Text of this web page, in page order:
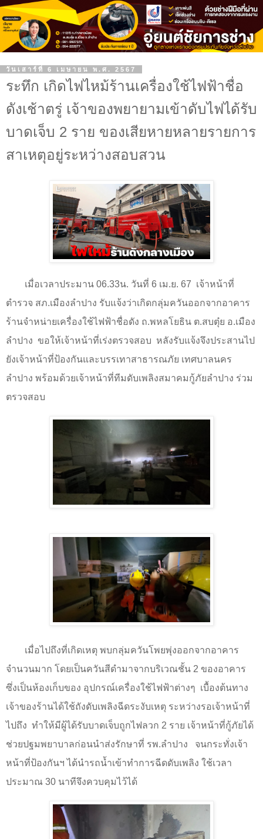
วันเสาร์ที่ 6 เมษายน พ.ศ. 2567
ระทึก เกิดไฟไหม้ร้านเครื่องใช้ไฟฟ้าชื่อ
ดังเช้าตรู่ เจ้าของพยายามเข้าดับไฟได้รับ
บาดเจ็บ 2 ราย ของเสียหายหลายรายการ
สาเหตุอยู่ระหว่างสอบสวน
เมื่อเวลาประมาน 06.33น. วันที่ 6 เม.ย. 67 เจ้าหน้าที่
ตำรวจ สภ.เมืองลำปาง รับแจ้งว่าเกิดกลุ่มควันออกจากอาคาร
ร้านจำหน่ายเครื่องใช้ไฟฟ้าชื่อดัง ถ.พหลโยธิน ต.สบตุ๋ย อ.เมือง
ลำปาง ขอให้เจ้าหน้าที่เร่งตรวจสอบ หลังรับแจ้งจึงประสานไป
ยังเจ้าหน้าที่ป้องกันและบรรเทาสาธารณภัย เทศบาลนคร
ลำปาง พร้อมด้วยเจ้าหน้าที่ทีมดับเพลิงสมาคมกู้ภัยลำปาง ร่วม
ตรวจสอบ
เมื่อไปถึงที่เกิดเหตุ พบกลุ่มควันโพยพุ่งออกจากอาคาร
จำนวนมาก โดยเป็นควันสีดำมาจากบริเวณชั้น 2 ของอาคาร
ซึ่งเป็นห้องเก็บของ อุปกรณ์เครื่องใช้ไฟฟ้าต่างๆ เบื้องต้นทาง
เจ้าของร้านได้ใช้ถังดับเพลิงฉีดระงับเหตุ ระหว่างรอเจ้าหน้าที่
ไปถึง ทำให้มีผู้ได้รับบาดเจ็บถูกไฟลวก 2 ราย เจ้าหน้าที่กู้ภัยได้
ช่วยปฐมพยาบาลก่อนนำส่งรักษาที่ รพ.ลำปาง
จนกระทั่งเจ้า
หน้าที่ป้องกันฯ ได้นำรถน้ำเข้าทำการฉีดดับเพลิง ใช้เวลา
ประมาณ 30 นาทีจึงควบคุมไว้ได้